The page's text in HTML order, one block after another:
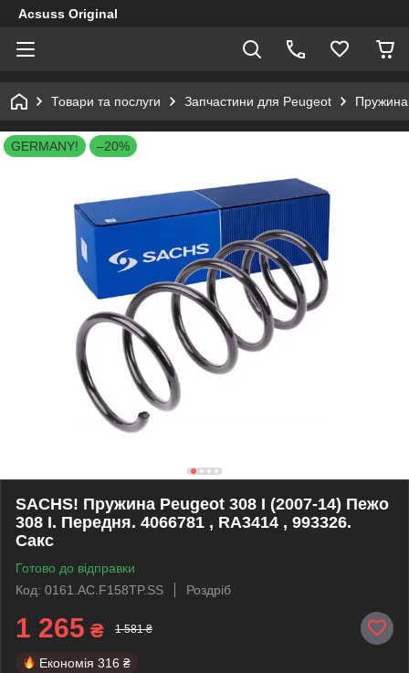
Acsuss Original
Товари та послуги Запчастини для Peugeot Пружина
GERMANY! –20%
SACHS! Пружина Peugeot 308 I (2007-14) Пежо
308 I. Передня. 4066781 , RA3414 , 993326.
Сакс
Готово до відправки
Код: 0161.AC.F158TP.SS
Роздріб
1 265 ₴ 1 581 ₴
Економія 316 ₴